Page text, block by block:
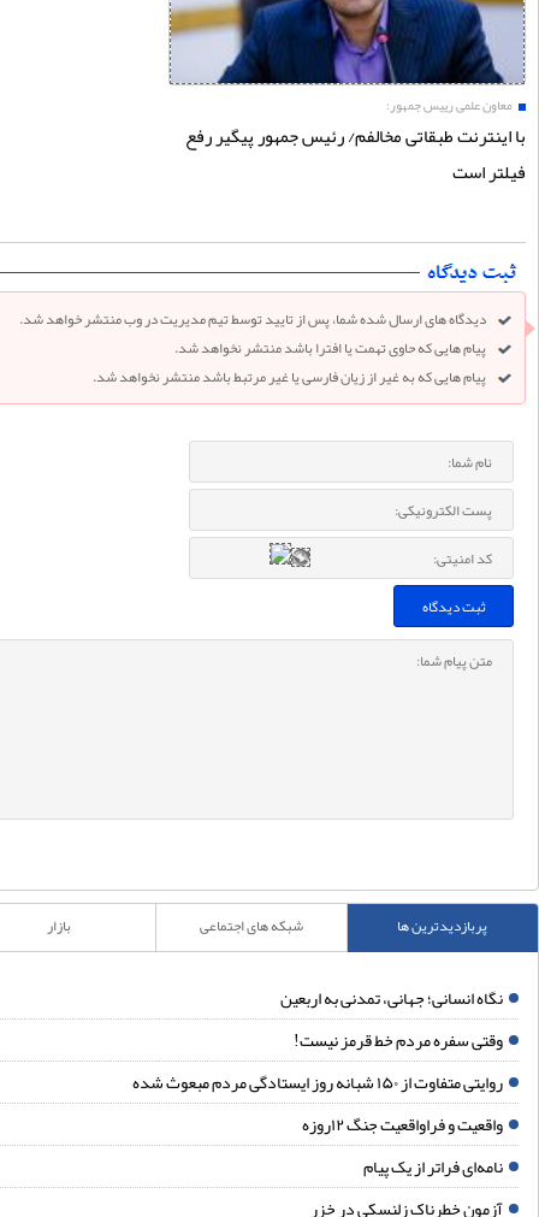
علمی رییس جمهور:
طبقاتی مخالفم/ رئیس جمهور پیگیر رفع
است
دیدگاه های ارسال شده شما، پس از تایید توسط تیم مدیریت در وب منتشر خواهد شد.
پیام هایی که حاوی تهمت یا افترا باشد منتشر نخواهد شد.
پیام هایی که به غیر از زیان فارسی یا غیر مرتبط باشد منتشر نخواهد شد.
ثبت دیدگاه
پربازدیدترین ها شبکه های اجتماعی
انسانی؛ جهانی، تمدنی به اربعین
سفره مردم خط قرمز نیست!
متفاوت از ۱۵۰ شبانه روز ایستادگی مردم مبعوث شده
و فراواقعیت جنگ ۱۲روزه
فراتر از یک پیام
خطرناک زلنسکی در خزر